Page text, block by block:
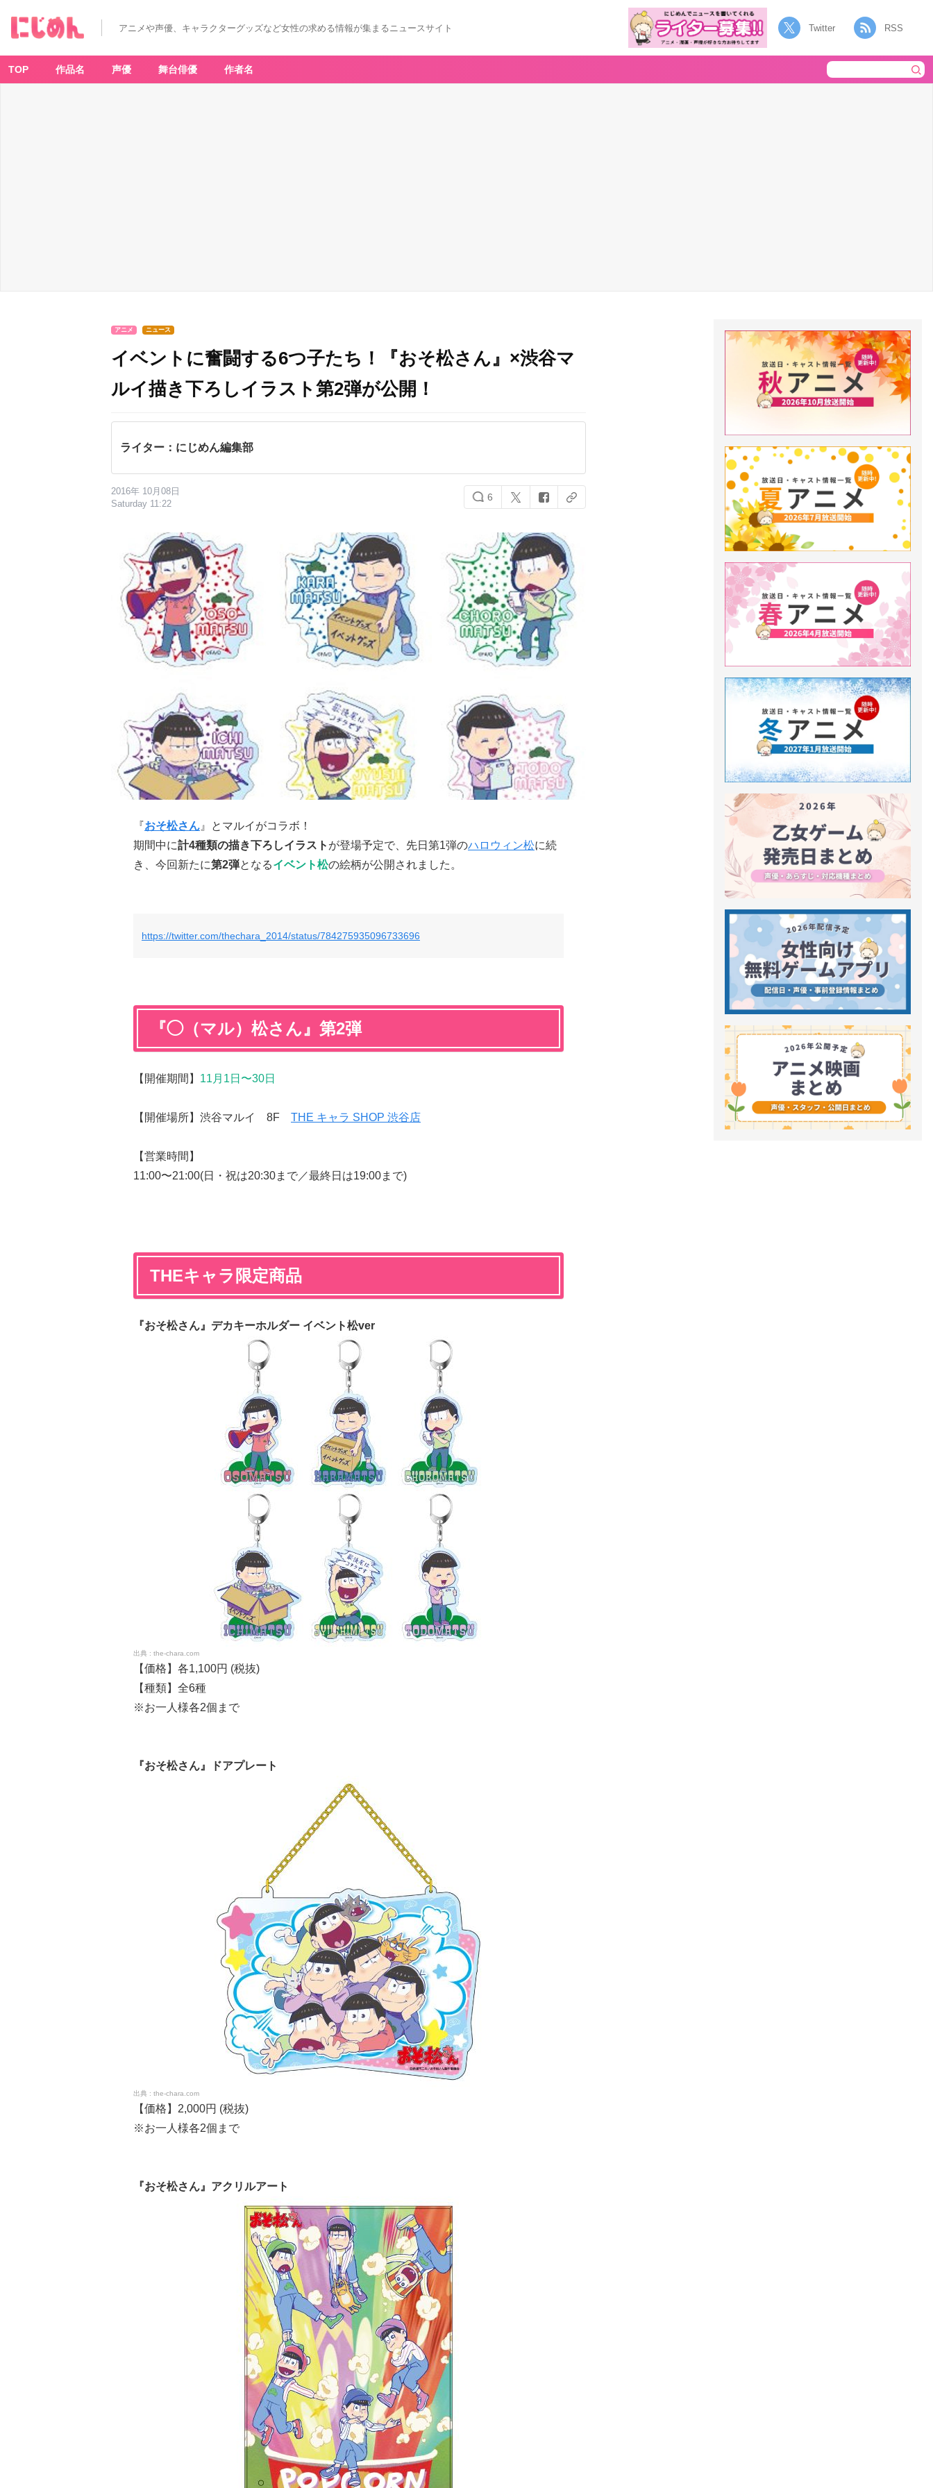
アニメや声優、キャラクターグッズなど女性の求める情報が集まるニュースサイト Twitter RSS
TOP 作品名 声優 舞台俳優 作者名
アニメ ニュース
イベントに奮闘する6つ子たち！『おそ松さん』×渋谷マ
ルイ描き下ろしイラスト第2弾が公開！
ライター：にじめん編集部
2016年 10月08日
Saturday 11:22
6
『おそ松さん 』とマルイがコラボ！
期間中に計4種類の描き下ろしイラスト が登場予定で、先日第1弾のハロウィン松に続
き、今回新たに第2弾となるイベント松の絵柄が公開されました。
https://twitter.com/thechara_2014/status/784275935096733696
『◯（マル）松さん』第2弾
【開催期間】 11月1日〜30日
【開催場所】渋谷マルイ 8F THE キャラ SHOP 渋谷店
【営業時間】
11:00〜21:00(日・祝は20:30まで／最終日は19:00まで)
THEキャラ限定商品
『おそ松さん』デカキーホルダー イベント松ver
the-chara.com
【価格】各1,100円 (税抜)
【種類】全6種
※お一人様各2個まで
『おそ松さん』ドアプレート
the-chara.com
【価格】2,000円 (税抜)
※お一人様各2個まで
『おそ松さん』アクリルアート